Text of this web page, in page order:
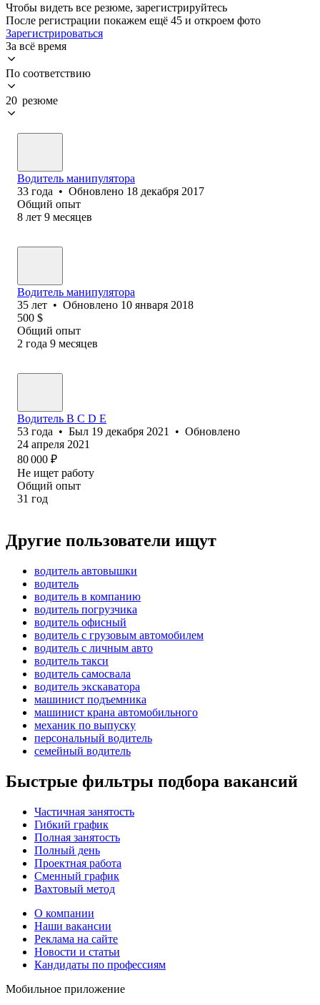
Чтобы видеть все резюме, зарегистрируйтесь
После регистрации покажем ещё 45 и откроем фото
Зарегистрироваться
За всё время
По соответствию
20 резюме
Водитель манипулятора
33 года • Обновлено 18 декабря 2017
Общий опыт
8 лет 9 месяцев
Водитель манипулятора
35 лет • Обновлено 10 января 2018
500 $
Общий опыт
2 года 9 месяцев
Водитель В С D E
53 года • Был 19 декабря 2021 • Обновлено
24 апреля 2021
80 000 ₽
Не ищет работу
Общий опыт
31 год
Другие пользователи ищут
водитель автовышки
водитель
водитель в компанию
водитель погрузчика
водитель офисный
водитель с грузовым автомобилем
водитель с личным авто
водитель такси
водитель самосвала
водитель экскаватора
машинист подъемника
машинист крана автомобильного
механик по выпуску
персональный водитель
семейный водитель
Быстрые фильтры подбора вакансий
Частичная занятость
Гибкий график
Полная занятость
Полный день
Проектная работа
Сменный график
Вахтовый метод
О компании
Наши вакансии
Реклама на сайте
Новости и статьи
Кандидаты по профессиям
Мобильное приложение